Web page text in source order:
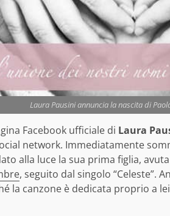
Laura Pausini annuncia la nascita di
Facebook ufficiale di Laura
network. Immediatamente
alla luce la sua prima figlia,
, seguito dal singolo “Celeste”.
la canzone è dedicata proprio a